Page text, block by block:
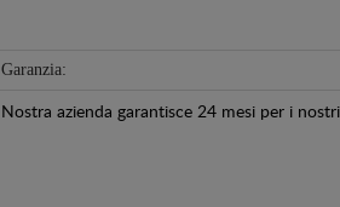
Garanzia:
Nostra azienda garantisce 24 mesi per i